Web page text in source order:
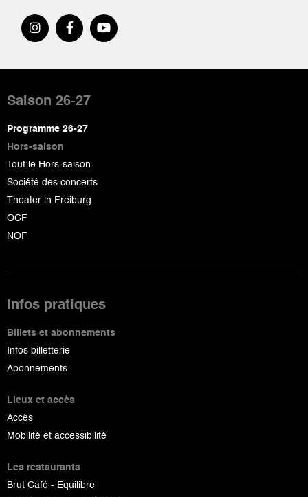
de
page
Saison 26-27
Programme 26-27
Hors-saison
Tout le Hors-saison
Société des concerts
Theater in Freiburg
OCF
NOF
Infos pratiques
Billets et abonnements
Infos billetterie
Abonnements
Lieux et accès
Accès
Mobilité et accessibilité
Les restaurants
Brut Café - Equilibre